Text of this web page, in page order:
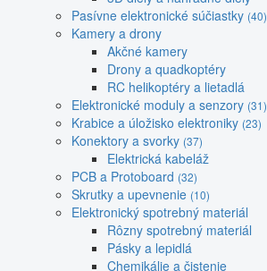
Pasívne elektronické súčiastky (40)
Kamery a drony
Akčné kamery
Drony a quadkoptéry
RC helikoptéry a lietadlá
Elektronické moduly a senzory (31)
Krabice a úložisko elektroniky (23)
Konektory a svorky (37)
Elektrická kabeláž
PCB a Protoboard (32)
Skrutky a upevnenie (10)
Elektronický spotrebný materiál
Rôzny spotrebný materiál
Pásky a lepidlá
Chemikálie a čistenie